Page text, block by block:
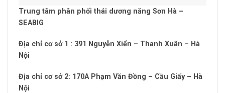
Trung tâm phân phối thái dương năng Sơn Hà –
SEABIG
Địa chỉ cơ sở 1 : 391 Nguyễn Xiển – Thanh Xuân – Hà
Nội
Địa chỉ cơ sở 2: 170A Phạm Văn Đồng – Cầu Giấy – Hà
Nội